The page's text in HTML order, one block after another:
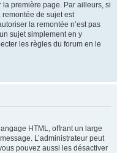
première page. Par ailleurs, si
de sujet est
la remontée n’est pas
sujet simplement en y
les règles du forum en le
HTML, offrant un large
L’administrateur peut
pouvez aussi les désactiver